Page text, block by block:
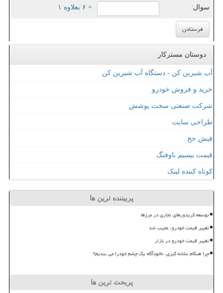
سوال: = ۶ بعلاوه ۱
دوستان مسترکار
آب شیرین کن - دستگاه آب شیرین کن
خرید و فروش خودرو
شرکت صنعتی سخت پوشش
طراحی سایت
فیش حج
قیمت بیسیم باوفنگ
کوتاه کننده لینک
پربیننده ترین ها
توسعه کریدورهای تجاری در مرزها
تغییر قیمت خودرو، عجیب شد
تغییر قیمت خودرو در بازار
چرا هنگام نشانه گیری، ناخودآگاه یک چشم خودرا می بندیم؟
پربحث ترین ها